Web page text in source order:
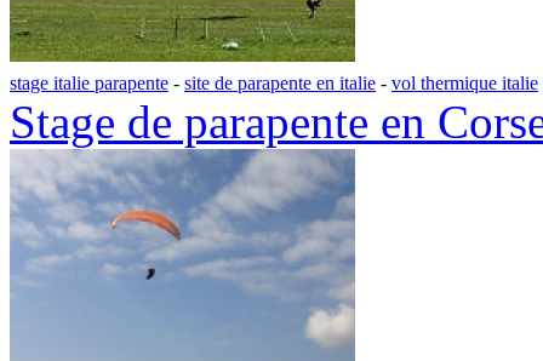
stage italie parapente - site de parapente en italie - vol thermique italie
Stage de parapente en